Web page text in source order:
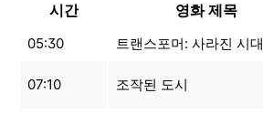
시간 영화 제목
05:30 트랜스포머: 사라진 시대
07:10 조작된 도시